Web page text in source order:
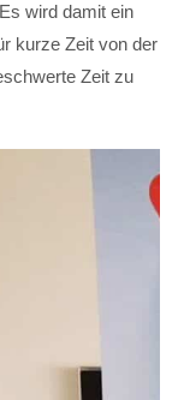
wird damit ein
kurze Zeit von der
Zeit zu